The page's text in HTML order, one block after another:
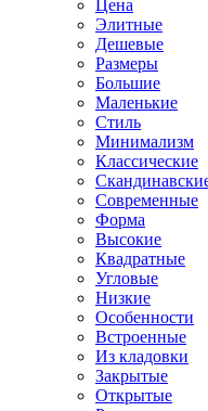
Цена
Элитные
Дешевые
Размеры
Большие
Маленькие
Стиль
Минимализм
Классические
Современные
Форма
Высокие
Квадратные
Угловые
Низкие
Особенности
Встроенные
Из кладовки
Закрытые
Открытые